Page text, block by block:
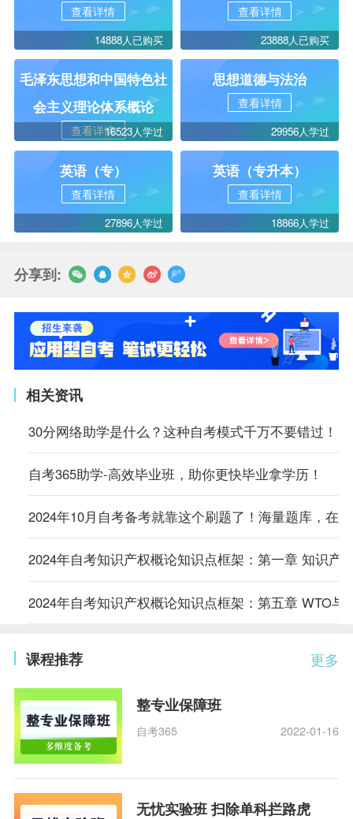
查看详情
14888人已购买
查看详情
23888人已购买
毛泽东思想和中国特色社
会主义理论体系概论
查看详情16523人学过
思想道德与法治
查看详情
29956人学过
英语（专）
查看详情
27896人学过
英语（专升本）
查看详情
18866人学过
分享到:
相关资讯
30分网络助学是什么？这种自考模式千万不要错过！
自考365助学-高效毕业班，助你更快毕业拿学历！
2024年10月自考备考就靠这个刷题了！海量题库，在
2024年自考知识产权概论知识点框架：第一章 知识产
2024年自考知识产权概论知识点框架：第五章 WTO与
更多
课程推荐
整专业保障班
自考365 2022-01-16
无忧实验班 扫除单科拦路虎